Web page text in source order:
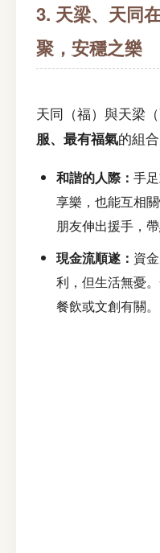
3. 天梁、天同
聚，安穩之樂
天同（福）與天梁
服、最有福氣的組合
和諧的人際： 手
享樂，也能互相
朋友伸出援手，
現金流順遂： 資
利，但生活無憂
餐飲或文創有關。